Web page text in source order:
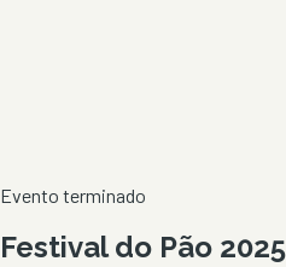
Evento terminado
Festival do Pão